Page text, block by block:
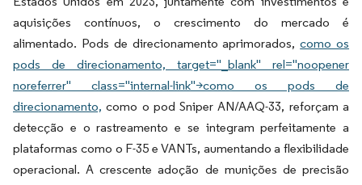
aquisições contínuos, o crescimento do mercado é
alimentado. Pods de direcionamento aprimorados,como os
pods de direcionamento, target="_blank" rel="noopener
noreferrer" class="internal-link">como os pods de
direcionamento, como o pod Sniper AN/AAQ-33, reforçam a
detecção e o rastreamento e se integram perfeitamente a
plataformas como o F-35 e VANTs, aumentando a flexibilidade
operacional. A crescente adoção de munições de precisão